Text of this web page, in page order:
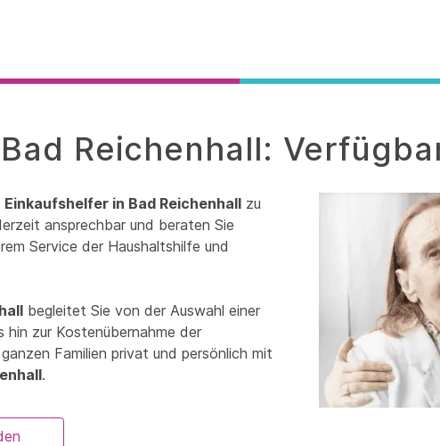
Reichenhall:
Einkaufshelfer in Bad Reichenhall zu
ansprechbar und beraten Sie
Service der Haushaltshilfe und
begleitet Sie von der Auswahl einer
zur Kostenübernahme der
Familien privat und persönlich mit
.